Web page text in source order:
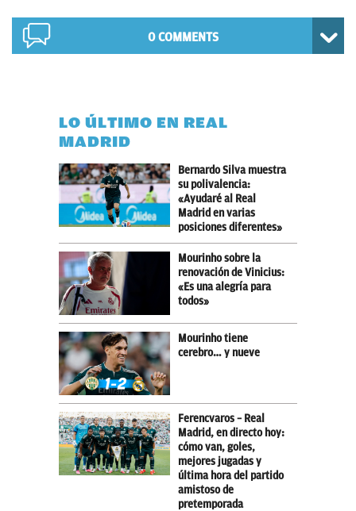
0 COMMENTS
LO ÚLTIMO EN REAL
MADRID
Bernardo Silva muestra
su polivalencia:
«Ayudaré al Real
Madrid en varias
posiciones diferentes»
Mourinho sobre la
renovación de Vinicius:
«Es una alegría para
todos»
Mourinho tiene
cerebro… y nueve
Ferencvaros – Real
Madrid, en directo hoy:
cómo van, goles,
mejores jugadas y
última hora del partido
amistoso de
pretemporada